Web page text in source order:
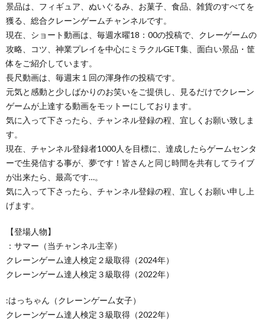
景品は、フィギュア、ぬいぐるみ、お菓子、食品、雑貨のすべてを
獲る、総合クレーンゲームチャンネルです。
現在、ショート動画は、毎週水曜18：00の投稿で、クレーゲームの
攻略、コツ、神業プレイを中心にミラクルGET集、面白い景品・筐
体をご紹介しています。
長尺動画は、毎週末１回の渾身作の投稿です。
元気と感動と少しばかりのお笑いをご提供し、見るだけでクレーン
ゲームが上達する動画をモットーにしております。
気に入って下さったら、チャンネル登録の程、宜しくお願い致しま
す。
現在、チャンネル登録者1000人を目標に、達成したらゲームセンタ
ーで生発信する事が、夢です！皆さんと同じ時間を共有してライブ
が出来たら、最高です…。
気に入って下さったら、チャンネル登録の程、宜しくお願い申し上
げます。
【登場人物】
：サマー（当チャンネル主宰）
クレーンゲーム達人検定２級取得（2024年）
クレーンゲーム達人検定３級取得（2022年）
:はっちゃん（クレーンゲー厶女子）
クレーンゲーム達人検定３級取得（2022年）